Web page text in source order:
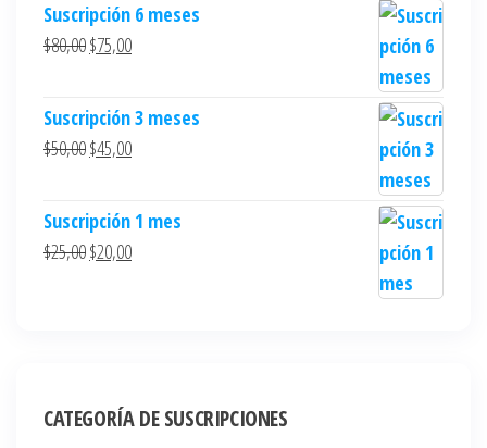
Suscripción 6 meses
$80,00$75,00
Suscripción 3 meses
$50,00$45,00
Suscripción 1 mes
$25,00$20,00
CATEGORÍA DE SUSCRIPCIONES